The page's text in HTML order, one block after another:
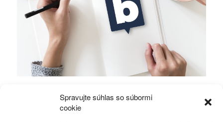
Spravujte súhlas so súbormi
cookie
Gerasimovom?